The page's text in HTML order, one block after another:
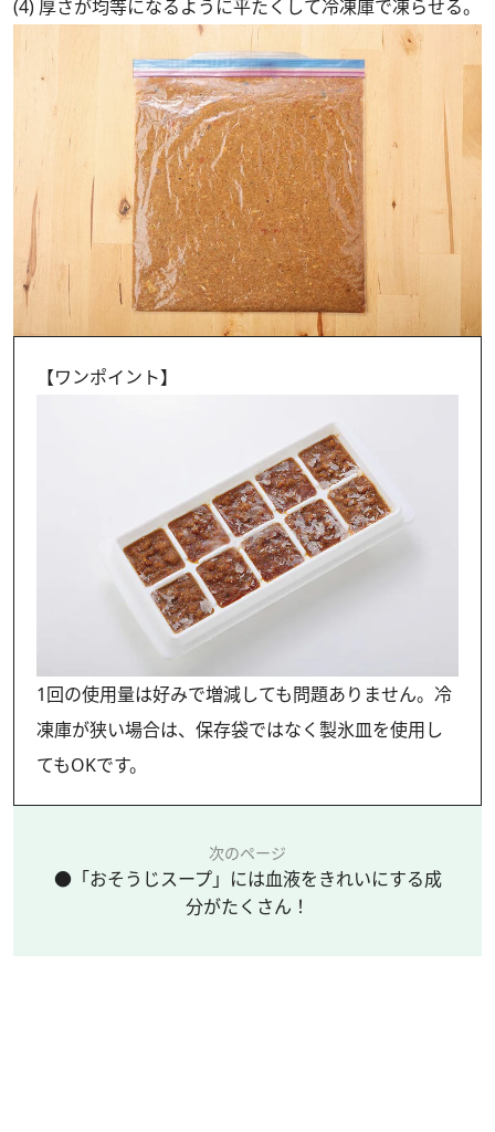
(4) 厚さが均等になるように平たくして冷凍庫で凍らせる。
【ワンポイント】
1回の使用量は好みで増減しても問題ありません。冷
凍庫が狭い場合は、保存袋ではなく製氷皿を使用し
てもOKです。
次のページ
●「おそうじスープ」には血液をきれいにする成
分がたくさん！